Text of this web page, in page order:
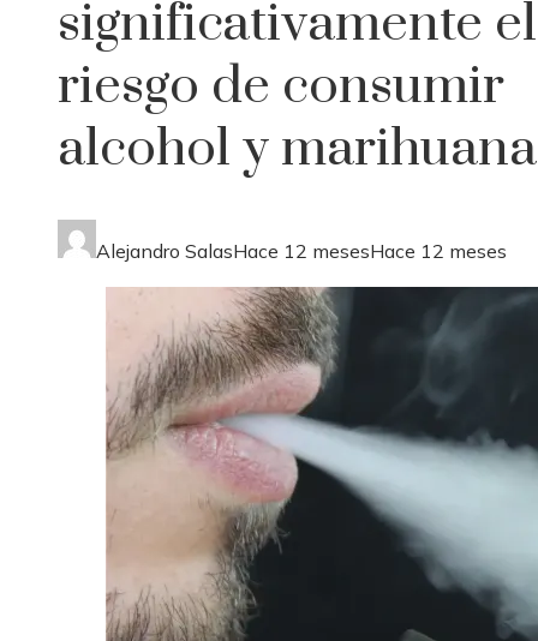
significativamente el
riesgo de consumir
alcohol y marihuana
Alejandro SalasHace 12 mesesHace 12 meses